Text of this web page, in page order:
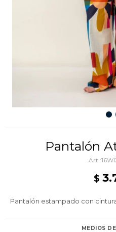
Pantalón
$
Pantalón estampado con
MEDIOS